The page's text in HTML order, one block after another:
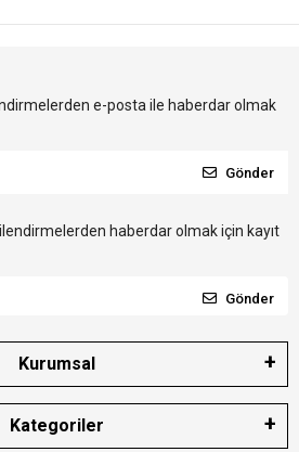
e-posta ile haberdar olmak
Gönder
haberdar olmak için kayıt
Gönder
Kurumsal
Kategoriler